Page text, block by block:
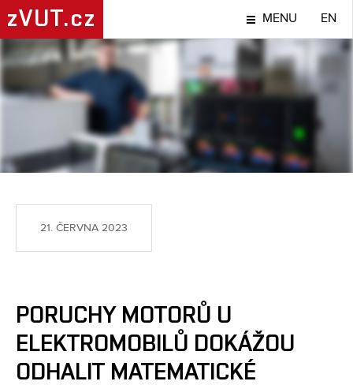
zVUT.cz MENU EN
LIDÉ
21. ČERVNA 2023
PORUCHY MOTORŮ U
ELEKTROMOBILŮ DOKÁŽOU
ODHALIT MATEMATICKÉ